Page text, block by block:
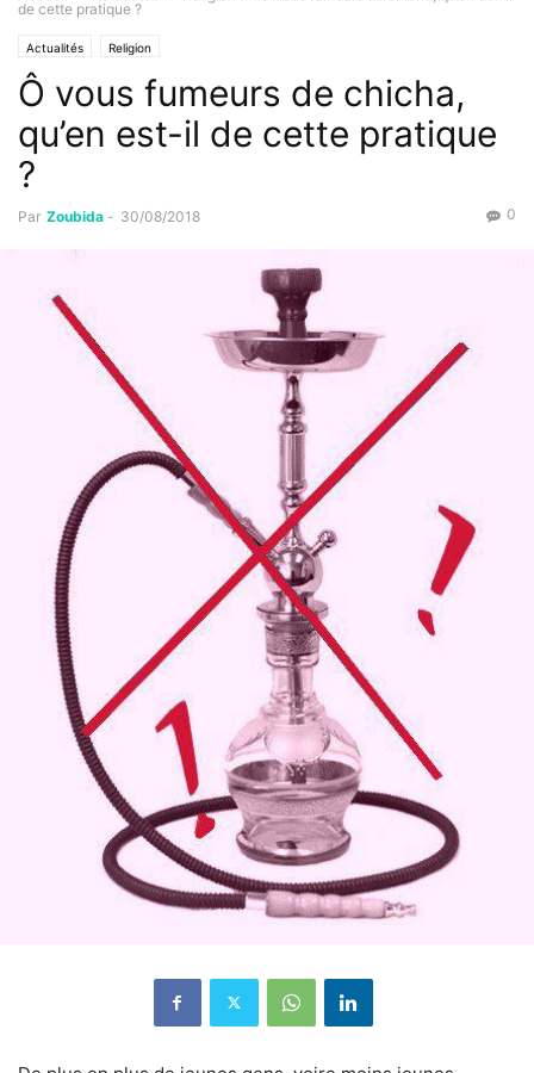
de cette pratique ?
Actualités Religion
Ô vous fumeurs de chicha,
qu’en est-il de cette pratique
?
Par Zoubida - 30/08/2018 0